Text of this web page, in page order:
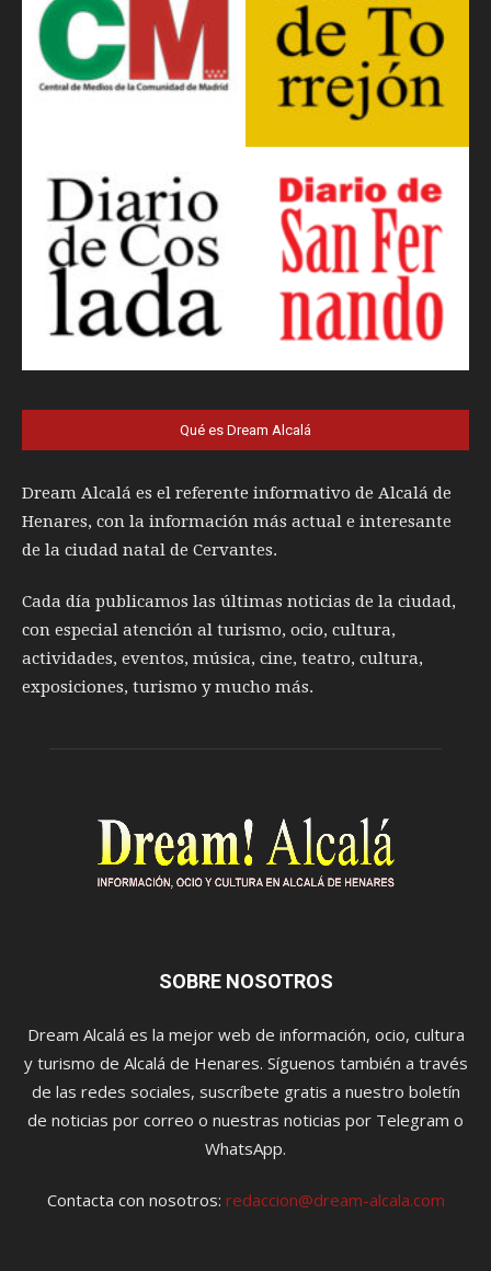
Qué es Dream Alcalá
Dream Alcalá es el referente informativo de Alcalá de
Henares, con la información más actual e interesante
de la ciudad natal de Cervantes.
Cada día publicamos las últimas noticias de la ciudad,
con especial atención al turismo, ocio, cultura,
actividades, eventos, música, cine, teatro, cultura,
exposiciones, turismo y mucho más.
SOBRE NOSOTROS
Dream Alcalá es la mejor web de información, ocio, cultura
y turismo de Alcalá de Henares. Síguenos también a través
de las redes sociales, suscríbete gratis a nuestro boletín
de noticias por correo o nuestras noticias por Telegram o
WhatsApp.
Contacta con nosotros: redaccion@dream-alcala.com